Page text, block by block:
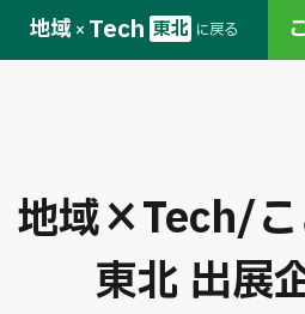
地域 × Tech 東北 に戻る
地域×Tech/
東北 出展